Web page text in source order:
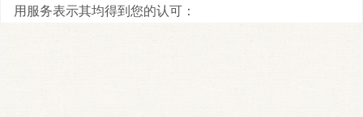
用服务表示其均得到您的认可：